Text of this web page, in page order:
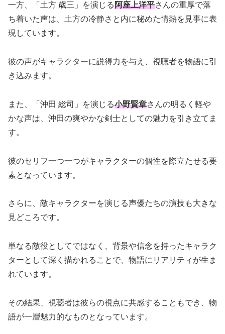
一方、「土方 歳三」を演じる阿座上洋平さんの重厚で落
ち着いた声は、土方の冷静さと内に秘めた情熱を見事に表
現しています。
彼の声がキャラクターに説得力を与え、視聴者を物語に引
き込みます。
また、「沖田 総司」を演じる小野賢章さんの明るく軽や
かな声は、沖田の爽やかな剣士としての魅力を引き立てま
す。
彼のセリフ一つ一つがキャラクターの個性を際立たせる要
素となっています。
さらに、敵キャラクターを演じる声優たちの演技も大きな
見どころです。
単なる敵役としてではなく、背景や信念を持ったキャラク
ターとして深く描かれることで、物語にリアリティが生ま
れています。
その結果、視聴者は彼らの視点に共感することもでき、物
語が一層魅力的なものとなっています。